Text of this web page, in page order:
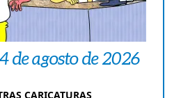
de agosto de 2026
CARICATURAS